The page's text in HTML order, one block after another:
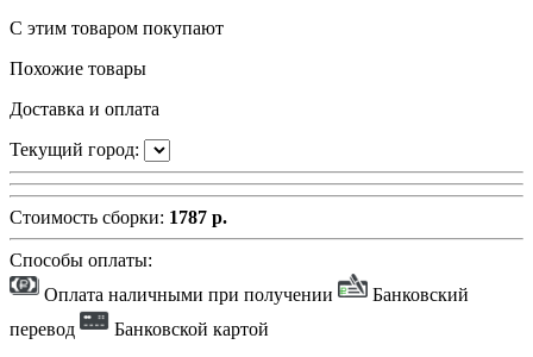
С этим товаром покупают
Похожие товары
Доставка и оплата
Текущий город:
Стоимость сборки: 1787 р.
Способы оплаты:
Оплата наличными при получении
Банковский
перевод
Банковской картой